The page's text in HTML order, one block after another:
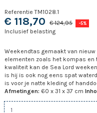
Referentie TM1028.1
€ 118,70 € 124,95 -5%
Inclusief belasting
Weekendtas gemaakt van
elementen zoals het kompas en
kwaliteit kan de Sea Lord
is hij is ook nog eens spat
is voor je natte kleding of
Afmetingen: 60 x 31 x 37 cm